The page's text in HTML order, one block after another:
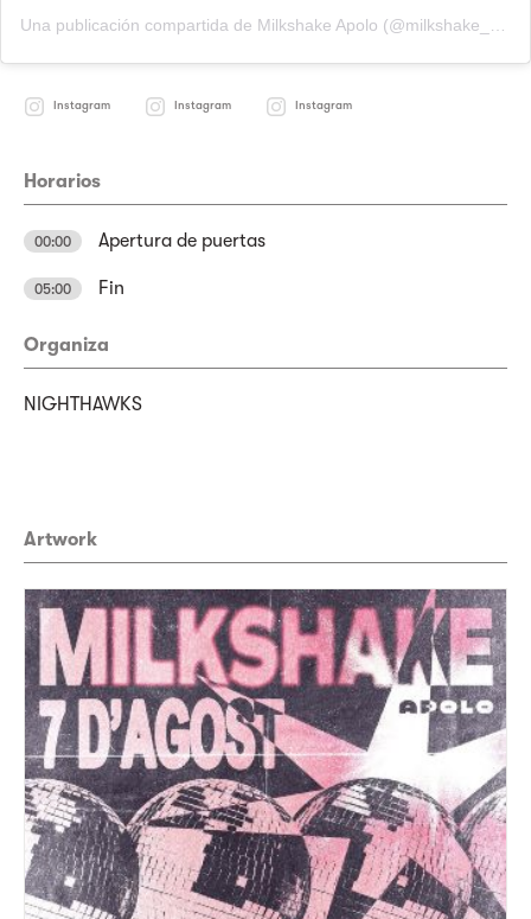
Instagram Instagram Instagram
Horarios
00:00 Apertura de puertas
05:00 Fin
Organiza
NIGHTHAWKS
Artwork